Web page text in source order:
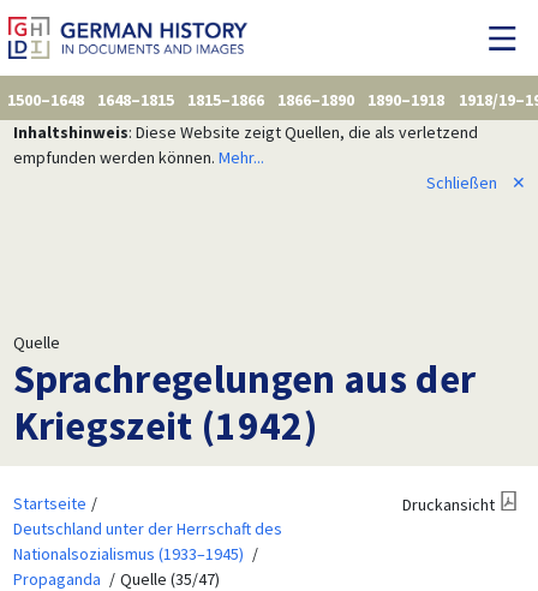
1500–1648 1648–1815 1815–1866 1866–1890 1890–1918
1918/
Inhaltshinweis: Diese Website zeigt Quellen, die als verletzend
empfunden werden können. Mehr...
Schließen
✕
Quelle
Sprachregelungen aus der
Kriegszeit (1942)
Startseite
Deutschland unter der Herrschaft des
Nationalsozialismus (1933–1945)
Propaganda
Quelle (35/47)
Druckansicht